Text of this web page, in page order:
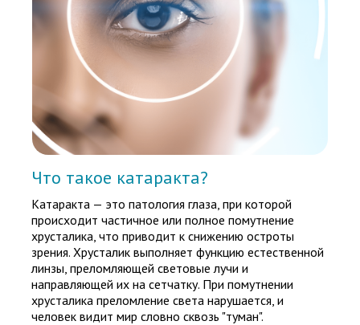
Катаракта — это патология глаза, при которой
происходит частичное или полное помутнение
хрусталика, что приводит к снижению остроты
зрения. Хрусталик выполняет функцию естественной
линзы, преломляющей световые лучи и
направляющей их на сетчатку. При помутнении
хрусталика преломление света нарушается, и
человек видит мир словно сквозь "туман".
Что такое катаракта?